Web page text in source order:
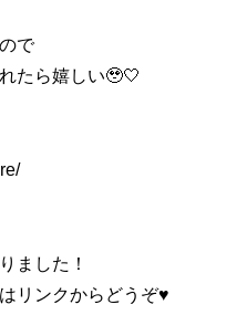
で
たら嬉しい🥹🤍
ました！
リンクからどうぞ♥